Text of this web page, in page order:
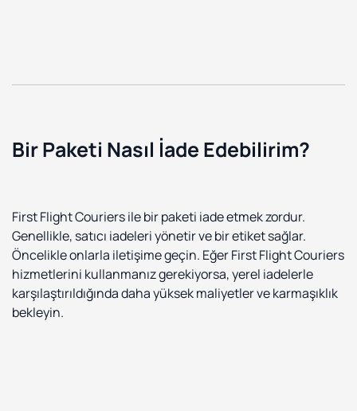
Bir Paketi Nasıl İade Edebilirim?
First Flight Couriers ile bir paketi iade etmek zordur.
Genellikle, satıcı iadeleri yönetir ve bir etiket sağlar.
Öncelikle onlarla iletişime geçin. Eğer First Flight Couriers
hizmetlerini kullanmanız gerekiyorsa, yerel iadelerle
karşılaştırıldığında daha yüksek maliyetler ve karmaşıklık
bekleyin.